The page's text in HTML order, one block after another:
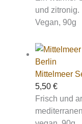
und zitronig.
Vegan, 90g
Mittelmeer
5,50€
Frisch und